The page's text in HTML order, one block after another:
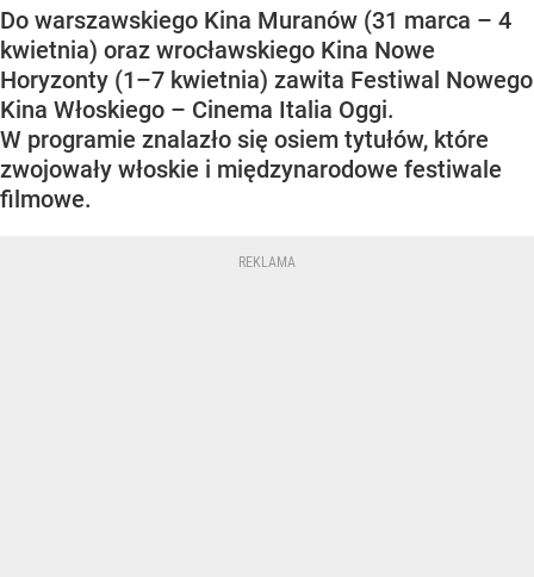
Do warszawskiego Kina Muranów (31 marca – 4
kwietnia) oraz wrocławskiego Kina Nowe
Horyzonty (1–7 kwietnia) zawita Festiwal Nowego
Kina Włoskiego – Cinema Italia Oggi.
W programie znalazło się osiem tytułów, które
zwojowały włoskie i międzynarodowe festiwale
filmowe.